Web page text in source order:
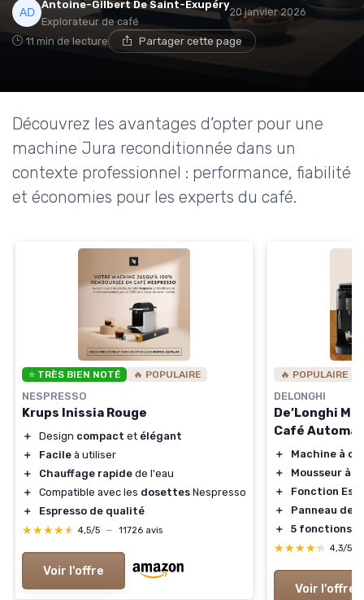
Antoine-Gilbert De Saint-Exupéry
Explorateur de café
20 janvier 2026
11 min de lecture Partager cette page
Découvrez les avantages d’opter pour une
machine Jura reconditionnée dans un
contexte professionnel : performance, fiabilité
et économies pour les experts du café.
⭐ TRÈS BIEN NOTÉ 🔥 POPULAIRE
NESPRESSO
Krups Inissia Rouge
＋ Design compact et élégant
＋
Facile à utiliser
＋
Chauffage rapide de l'eau
＋
Compatible avec les dosettes Nespresso
＋
Espresso de qualité
★★★★★
★★★★★ 4,5/5 — 11726 avis
Voir l'offre
🔥 POPULAIRE
DELONGHI
De’Longhi
Café
＋
Machine à
＋
Mousseur à
＋
Fonction
＋
Panneau de
＋
5 fonctions
★★★★★
★★★★★ 4,3/5
Voir l'offre